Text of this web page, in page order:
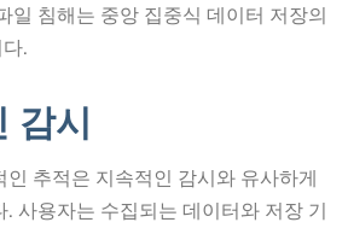
일 침해는 중앙 집중식 데이터 저장의
.
감시
인 추적은 지속적인 감시와 유사하게
사용자는 수집되는 데이터와 저장 기